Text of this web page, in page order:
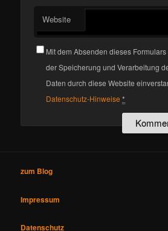
Website
Mit dem Absenden dieses
der Speicherung und Verarbeitung
Daten durch diese Website
Datenschutz-Hinweise *
zum Blog
Impressum
Datenschutz